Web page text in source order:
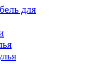
для